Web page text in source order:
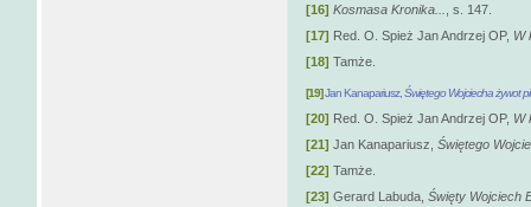
[16] Kosmasa Kronika...
, s. 147.
[17] Red. O. Spież Jan Andrzej OP, W
[18] Tamże.
[19]Jan Kanapariusz, Świętego Wojciecha żywot
[20] Red. O. Spież Jan Andrzej OP, W
[21] Jan Kanapariusz, Świętego
[22] Tamże.
[23] Gerard Labuda, Święty Wojciech